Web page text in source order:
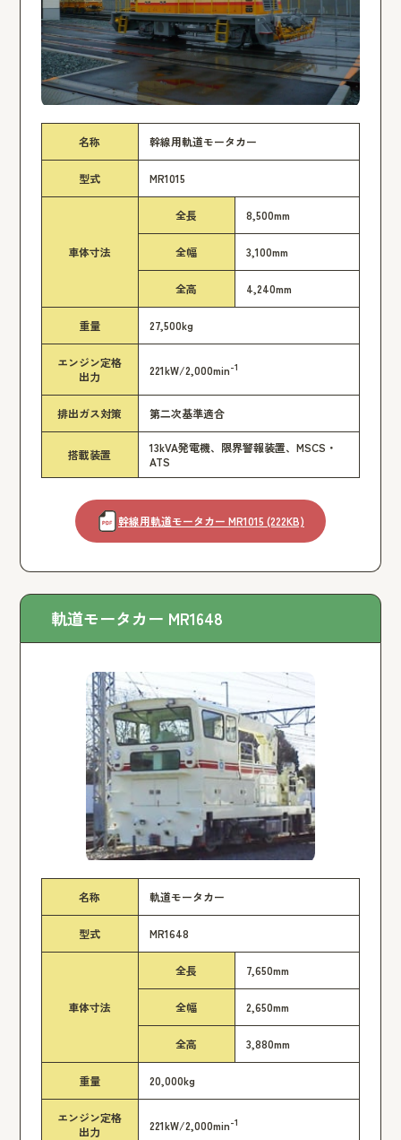
名称 幹線用軌道モータカー
型式 MR1015
車体寸法
全長 8,500mm
全幅 3,100mm
全高 4,240mm
重量 27,500kg
エンジン定格
出力
221kW/2,000min-1
排出ガス対策 第二次基準適合
搭載装置
13kVA発電機、限界警報装置、MSCS・
ATS
幹線用軌道モータカー MR1015 (222KB)
軌道モータカー MR1648
名称 軌道モータカー
型式 MR1648
車体寸法
全長 7,650mm
全幅 2,650mm
全高 3,880mm
重量 20,000kg
エンジン定格
出力
221kW/2,000min-1